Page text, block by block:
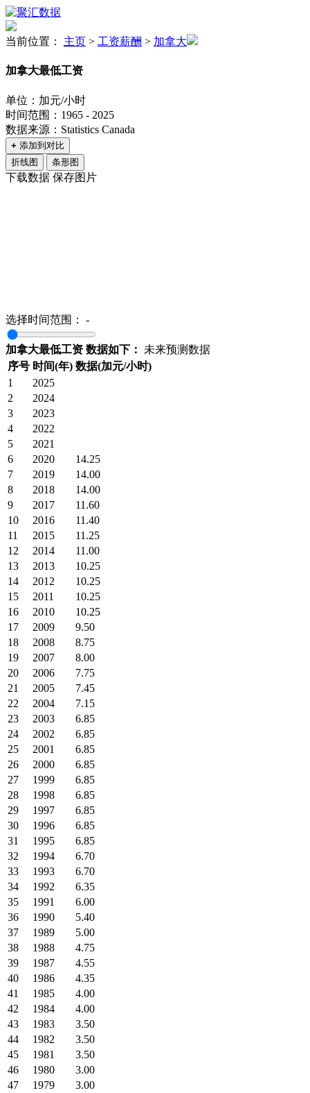
当前位置： 主页 > 工资薪酬 > 加拿大
加拿大最低工资
单位：加元/小时
时间范围：1965 - 2025
数据来源：Statistics Canada
+ 添加到对比
折线图
条形图
下载数据 保存图片
选择时间范围： -
加拿大最低工资 数据如下：
未来预测数据
序号 时间(年) 数据(加元/小时)
1
2025
2
2024
3
2023
4
2022
5
2021
6
2020
14.25
7
2019
14.00
8
2018
14.00
9
2017
11.60
10
2016
11.40
11
2015
11.25
12
2014
11.00
13
2013
10.25
14
2012
10.25
15
2011
10.25
16
2010
10.25
17
2009
9.50
18
2008
8.75
19
2007
8.00
20
2006
7.75
21
2005
7.45
22
2004
7.15
23
2003
6.85
24
2002
6.85
25
2001
6.85
26
2000
6.85
27
1999
6.85
28
1998
6.85
29
1997
6.85
30
1996
6.85
31
1995
6.85
32
1994
6.70
33
1993
6.70
34
1992
6.35
35
1991
6.00
36
1990
5.40
37
1989
5.00
38
1988
4.75
39
1987
4.55
40
1986
4.35
41
1985
4.00
42
1984
4.00
43
1983
3.50
44
1982
3.50
45
1981
3.50
46
1980
3.00
47
1979
3.00